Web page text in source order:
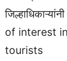
of interest
tourists